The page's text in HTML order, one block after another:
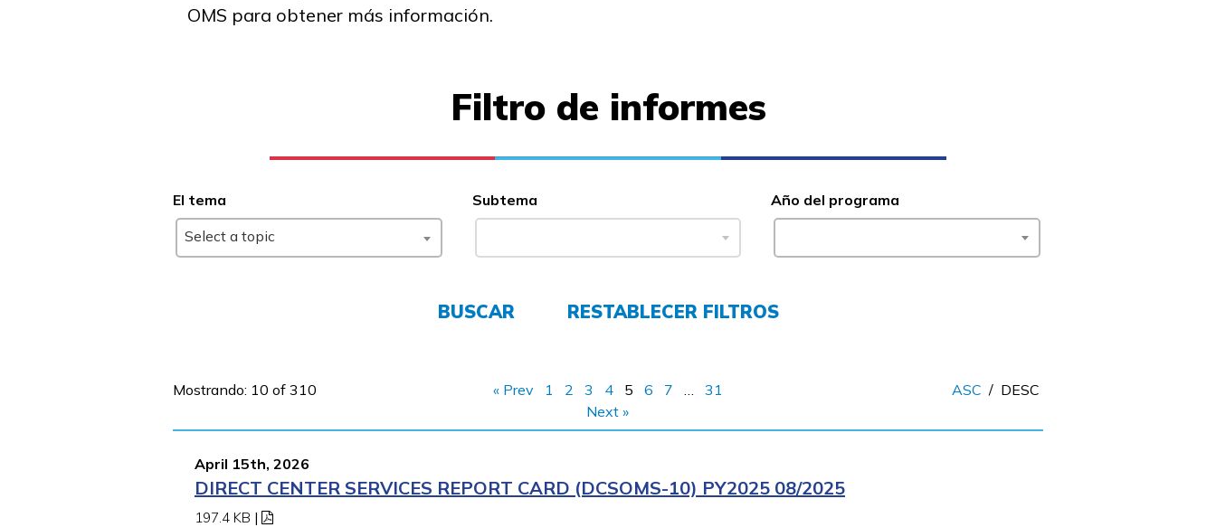
OMS para obtener más información.
Filtro de informes
El tema
Select a topic
Subtema Año del programa
BUSCAR RESTABLECER FILTROS
Mostrando: 10 of 310 « Prev 1 2 3 4 5 6 7 …
31
Next »
ASC / DESC
April 15th, 2026
DIRECT CENTER SERVICES REPORT CARD (DCSOMS-10) PY2025 08/2025
197.4 KB |